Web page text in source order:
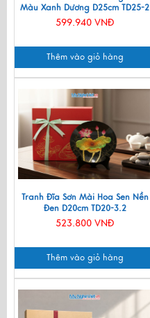
Màu Xanh Dương D25cm TD25-2
599.940 VNĐ
Thêm vào giỏ hàng
Tranh Đĩa Sơn Mài Hoa Sen Nền
Đen D20cm TD20-3.2
523.800 VNĐ
Thêm vào giỏ hàng